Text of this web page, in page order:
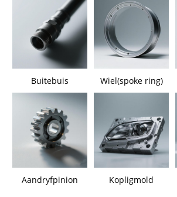
Buitebuis Wiel(spoke ring)
Aandryfpinion Kopligmold